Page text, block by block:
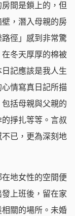
間是鎖上的，但
，潛入母親的房
徑」感到非常驚
冬天厚厚的棉被
記應該是我人生
情寫真日記所描
括母親與父親的
掙扎等等。言叔
已，更為深刻地
地女性的空間便
上班後，留在家
關的場所。未婚